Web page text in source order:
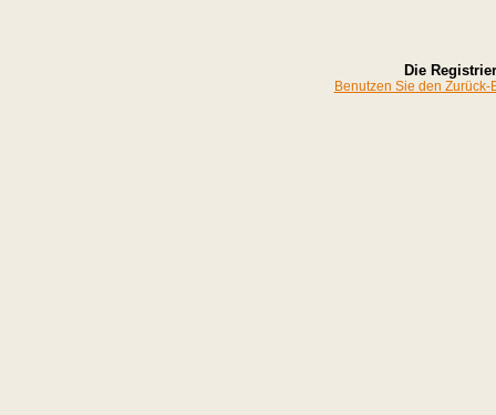
Die
Benutzen Sie den